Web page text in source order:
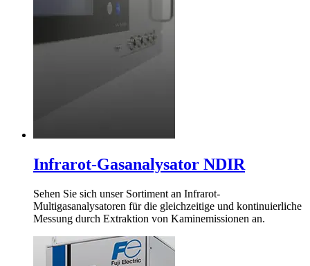
Infrarot-Gasanalysator NDIR
Sehen Sie sich unser Sortiment an Infrarot-
Multigasanalysatoren für die gleichzeitige und kontinuierliche
Messung durch Extraktion von Kaminemissionen an.